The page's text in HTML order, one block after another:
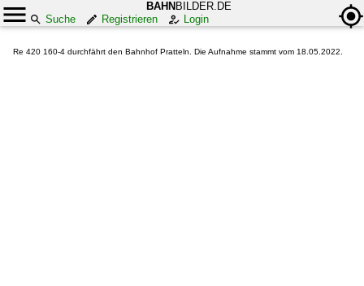
BAHN BILDER.DE
Suche
Registrieren Login
Re 420 160-4 durchfährt den Bahnhof Pratteln. Die Aufnahme stammt vom 18.05.2022.